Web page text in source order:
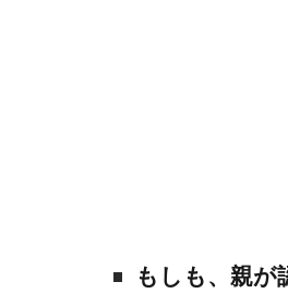
もしも、親が